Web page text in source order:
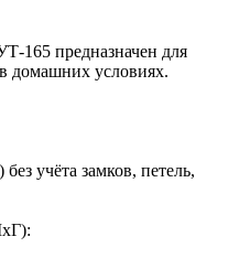
предназначен для
домашних условиях.
учёта замков, петель,